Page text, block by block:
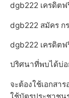
dgb222 เครดิต
dgb222 สมัคร ก
dgb222 เครดิต
ปริศนาที่พบได้บ่อ
จะต้องใช้เอกสา